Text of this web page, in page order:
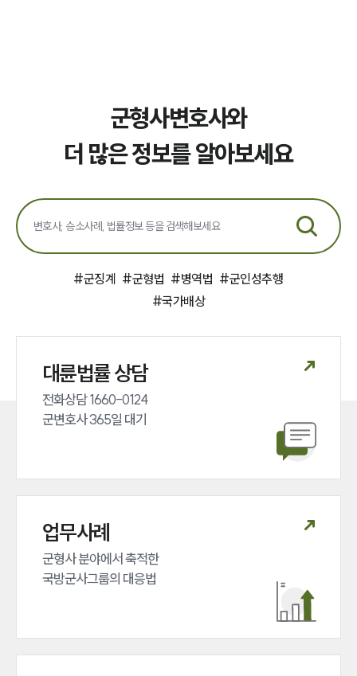
군형사변호사와
더 많은 정보를 알아보세요
#군징계 #군형법 #병역법 #군인성추행
#국가배상
대륜법률 상담
전화상담 1660-0124
군변호사 365일 대기
업무사례
군형사 분야에서 축적한
국방군사그룹의 대응법